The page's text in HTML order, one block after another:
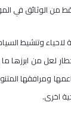
لاحياء وتنشيط
لعل من
ومرافقها
اخرى.